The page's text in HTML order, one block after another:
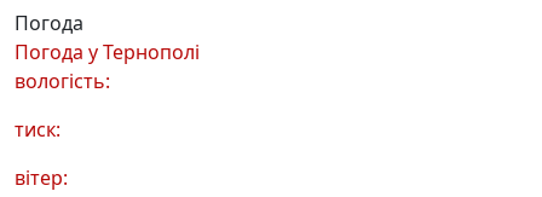
Погода
Погода уТернополі
вологість:
тиск:
вітер: